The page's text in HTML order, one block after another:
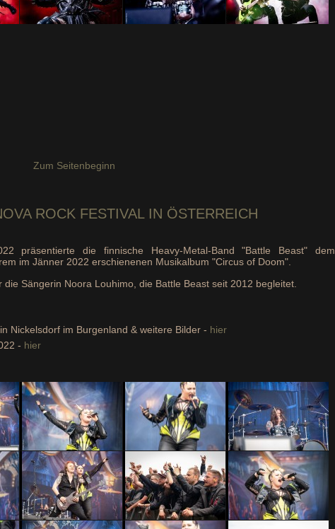
Zum Seitenbeginn
ROCK FESTIVAL IN ÖSTERREICH
präsentierte die finnische Heavy-Metal-Band "Battle Beast" dem
im Jänner 2022 erschienenen Musikalbum "Circus of Doom".
Sängerin Noora Louhimo, die Battle Beast seit 2012 begleitet.
Nickelsdorf im Burgenland & weitere Bilder - hier
- hier